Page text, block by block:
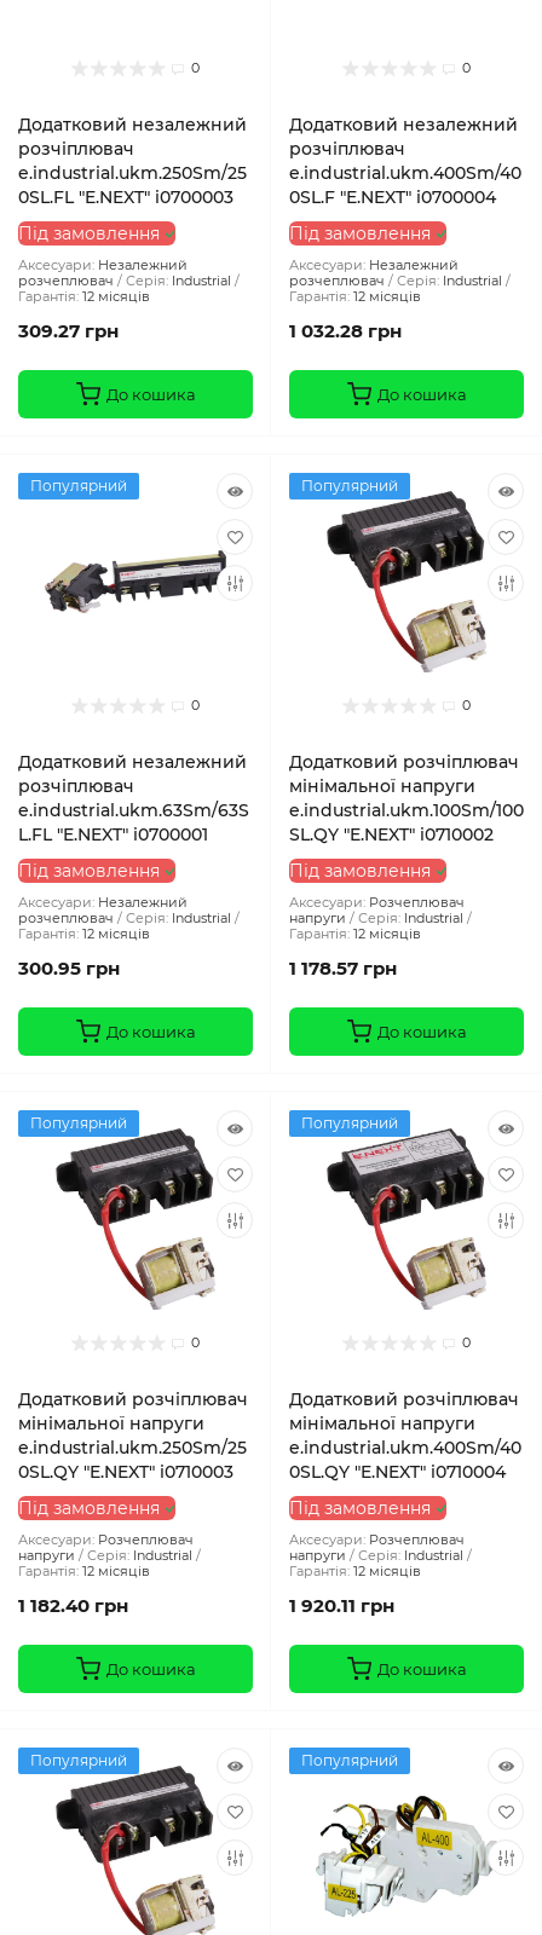
0
Додатковий незалежний
розчіплювач
e.industrial.ukm.250Sm/25
0SL.FL "E.NEXT" i0700003
Під замовлення
Аксесуари: Незалежний
розчеплювач
Серія: Industrial
Гарантія: 12 місяців
309.27 грн
До кошика
0
Додатковий незалежний
розчіплювач
e.industrial.ukm.400Sm/40
0SL.F "E.NEXT" i0700004
Під замовлення
Аксесуари: Незалежний
розчеплювач
Серія: Industrial
Гарантія: 12 місяців
1 032.28 грн
До кошика
Популярний
0
Додатковий незалежний
розчіплювач
e.industrial.ukm.63Sm/63S
L.FL "E.NEXT" i0700001
Під замовлення
Аксесуари: Незалежний
розчеплювач
Серія: Industrial
Гарантія: 12 місяців
300.95 грн
До кошика
Популярний
0
Додатковий розчіплювач
мінімальної напруги
e.industrial.ukm.100Sm/100
SL.QY "E.NEXT" i0710002
Під замовлення
Аксесуари: Розчеплювач
напруги
Серія: Industrial
Гарантія: 12 місяців
1 178.57 грн
До кошика
Популярний
0
Додатковий розчіплювач
мінімальної напруги
e.industrial.ukm.250Sm/25
0SL.QY "E.NEXT" i0710003
Під замовлення
Аксесуари: Розчеплювач
напруги
Серія: Industrial
Гарантія: 12 місяців
1 182.40 грн
До кошика
Популярний
0
Додатковий розчіплювач
мінімальної напруги
e.industrial.ukm.400Sm/40
0SL.QY "E.NEXT" i0710004
Під замовлення
Аксесуари: Розчеплювач
напруги
Серія: Industrial
Гарантія: 12 місяців
1 920.11 грн
До кошика
Популярний Популярний